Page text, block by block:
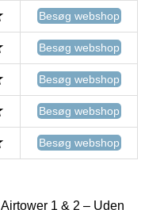
Besøg webshop
Besøg webshop
Besøg webshop
Besøg webshop
Besøg webshop
1 & 2 – Uden